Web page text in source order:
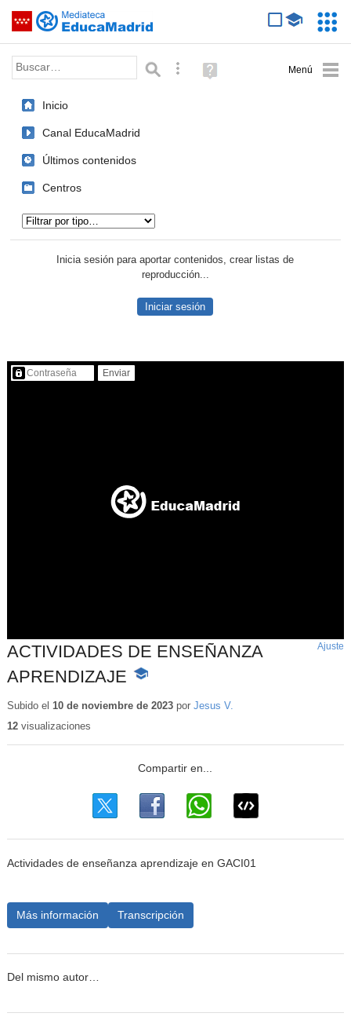
Saltar navegación
Palabra o frase: Búsqueda avanzada
Ayuda
(en
Inicio
Canal EducaMadrid
Últimos contenidos
Centros
Inicia sesión para aportar contenidos, crear listas de
reproducción...
Iniciar sesión
Contenido protegido…
ACTIVIDADES DE ENSEÑANZA
APRENDIZAJE
-
educativo
Ajuste
Subido el 10 de noviembre de 2023por Jesus V.
12visualizaciones
Actividades de enseñanza aprendizaje en GACI01
Más información Transcripción
Del mismo autor…